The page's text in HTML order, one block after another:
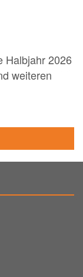
Halbjahr 2026
weiteren